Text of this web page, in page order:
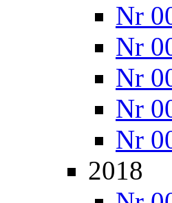
Nr
Nr
Nr
Nr
Nr
2018